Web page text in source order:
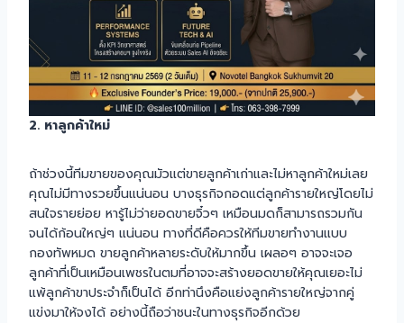
2. หาลูกค้าใหม่
ถ้าช่วงนี้ทีมขายของคุณมัวแต่ขายลูกค้าเก่าและไม่หาลูกค้าใหม่เลย
คุณไม่มีทางรวยขึ้นแน่นอน บางธุรกิจกอดแต่ลูกค้ารายใหญ่โดยไม่
สนใจรายย่อย หารู้ไม่ว่ายอดขายจิ๋วๆ เหมือนมดก็สามารถรวมกัน
จนได้ก้อนใหญ่ๆ แน่นอน ทางที่ดีคือควรให้ทีมขายทำงานแบบ
กองทัพหมด ขายลูกค้าหลายระดับให้มากขึ้น เผลอๆ อาจจะเจอ
ลูกค้าที่เป็นเหมือนเพชรในตมที่อาจจะสร้างยอดขายให้คุณเยอะไม่
แพ้ลูกค้าขาประจำก็เป็นได้ อีกท่านึงคือแย่งลูกค้ารายใหญ่จากคู่
แข่งมาให้จงได้ อย่างนี้ถือว่าชนะในทางธุรกิจอีกด้วย